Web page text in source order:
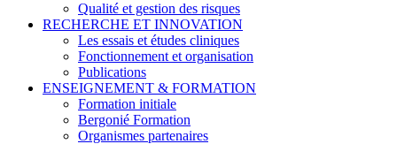
Qualité et gestion des risques
RECHERCHE ET INNOVATION
Les essais et études cliniques
Fonctionnement et organisation
Publications
ENSEIGNEMENT & FORMATION
Formation initiale
Bergonié Formation
Organismes partenaires